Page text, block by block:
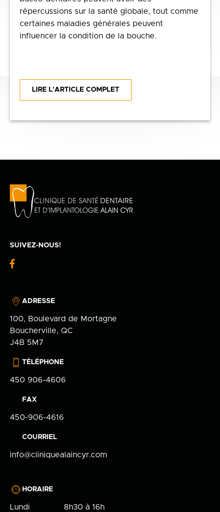
répercussions sur la santé globale, tout comme
certaines maladies générales peuvent
influencer la condition de la bouche.
LIRE L'ARTICLE COMPLET
SUIVEZ-NOUS!
fb-
ADRESSE
100, Boulevard de Mortagne
Boucherville, QC
J4B 5M7
TÉLÉPHONE
450 906-4606
FAX
450-906-4616
COURRIEL
info@cliniquealaincyr.com
HORAIRE
Lundi
8h30 à 16h